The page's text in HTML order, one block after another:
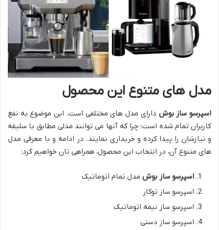
مدل های متنوع این محصول
اسپرسو ساز بوش دارای مدل های مختلفی است. این موضوع به نفع
کاربران تمام شده است؛ چرا که آنها می توانند مدلی مطابق با سلیقه
و نیازشان را پیدا کرده و خریداری نمایند. در ادامه و با معرفی مدل
های متنوع آن، در انتخاب این محصول، همراهی تان خواهیم کرد:
اسپرسو ساز بوش مدل تمام اتوماتیک
اسپرسو ساز توکار
اسپرسو ساز نیمه اتوماتیک
اسپرسو ساز دستی